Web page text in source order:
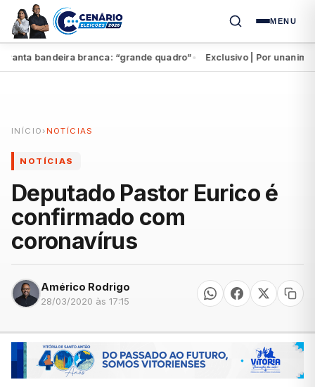
MENU
bandeira branca: “grande quadro”● Exclusivo | Por
INÍCIO › NOTÍCIAS
NOTÍCIAS
Deputado Pastor Eurico é
confirmado com
coronavírus
Américo Rodrigo
28/03/2020 às 17:15